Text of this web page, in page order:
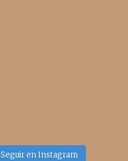
Seguir en Instagram